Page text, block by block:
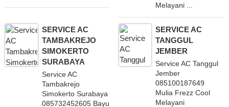
Melayani ...
SERVICE AC
TAMBAKREJO
SIMOKERTO
SURABAYA
Service AC
Tambakrejo
Simokerto Surabaya
085732452605 Bayu
SERVICE AC
TANGGUL
JEMBER
Service AC Tanggul
Jember
085100187649
Mulia Frezz Cool
Melayani